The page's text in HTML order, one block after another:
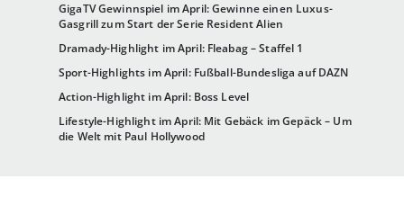
GigaTV Gewinnspiel im April: Gewinne einen Luxus-
Gasgrill zum Start der Serie Resident Alien
Dramady-Highlight im April: Fleabag – Staffel 1
Sport-Highlights im April: Fußball-Bundesliga auf DAZN
Action-Highlight im April: Boss Level
Lifestyle-Highlight im April: Mit Gebäck im Gepäck – Um
die Welt mit Paul Hollywood